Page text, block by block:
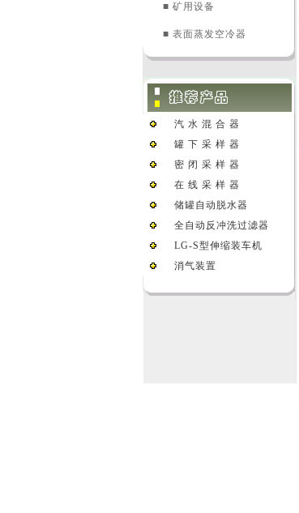
■ 矿用设备
■ 表面蒸发空冷器
汽 水 混 合 器
罐 下 采 样 器
密 闭 采 样 器
在 线 采 样 器
储罐自动脱水器
全自动反冲洗过滤器
LG-S型伸缩装车机
消气装置